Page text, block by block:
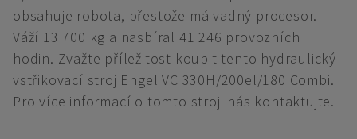
obsahuje robota, přestože má vadný procesor.
Váží 13 700 kg a nasbíral 41 246 provozních
hodin. Zvažte příležitost koupit tento hydraulický
vstřikovací stroj Engel VC 330H/200el/180 Combi.
Pro více informací o tomto stroji nás kontaktujte.